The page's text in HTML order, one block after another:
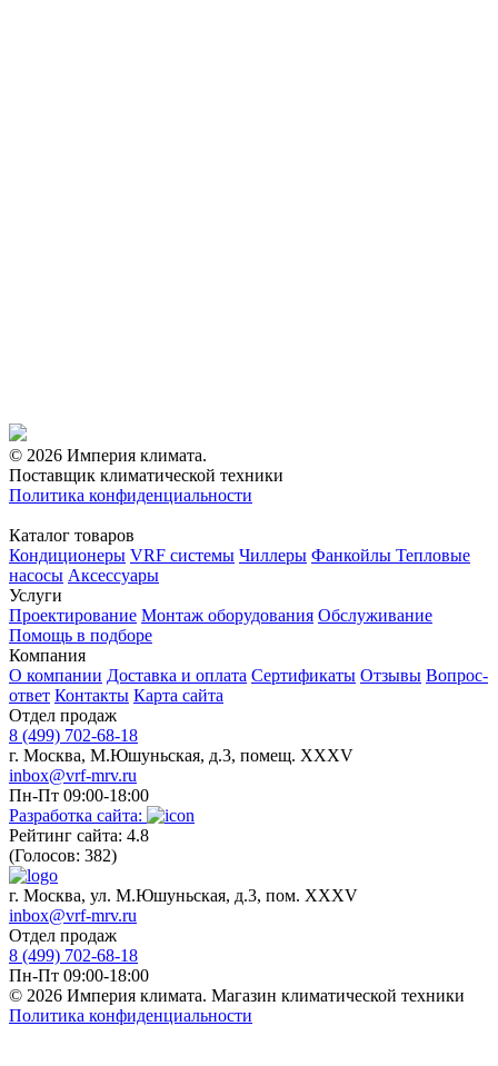
© 2026 Империя климата.
Поставщик климатической техники
Политика конфиденциальности
Каталог товаров
Кондиционеры VRF системы Чиллеры Фанкойлы Тепловые
насосы Аксессуары
Услуги
Проектирование Монтаж оборудования Обслуживание
Помощь в подборе
Компания
О компании Доставка и оплата Сертификаты Отзывы Вопрос-
ответ Контакты Карта сайта
Отдел продаж
8 (499) 702-68-18
г. Москва, М.Юшуньская, д.3, помещ. XXXV
inbox@vrf-mrv.ru
Пн-Пт 09:00-18:00
Разработка сайта:
Рейтинг сайта: 4.8
(Голосов: 382)
г. Москва, ул. М.Юшуньская, д.3, пом. XXXV
inbox@vrf-mrv.ru
Отдел продаж
8 (499) 702-68-18
Пн-Пт 09:00-18:00
© 2026 Империя климата. Магазин климатической техники
Политика конфиденциальности